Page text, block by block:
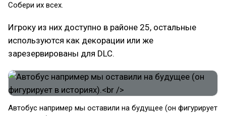
Собери их всех.
Игроку из них доступно в районе 25, остальные
используются как декорации или же
зарезервированы для DLC.
Автобус например мы оставили на будущее (он фигурирует